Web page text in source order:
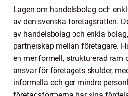
Lagen om handelsbolag och
av den svenska företagsrätten.
av handelsbolag och enkla
partnerskap mellan företagare.
en mer formell, strukturerad ram
ansvar för företagets skulder,
informella och ger mindre